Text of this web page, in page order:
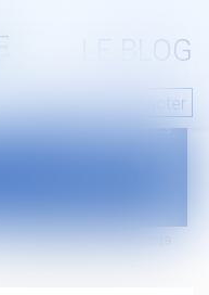
LE BLOG
Nous contacter
Mentions légales